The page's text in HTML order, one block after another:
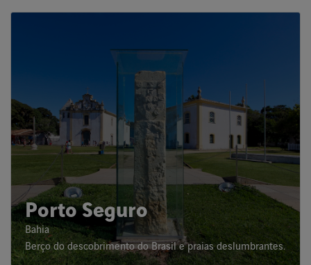
Porto Seguro
Bahia
Berço do descobrimento do Brasil e praias deslumbrantes.